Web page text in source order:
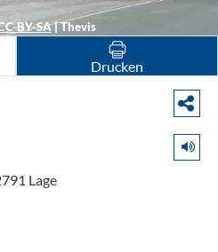
BY-SA|Thevis
Drucken
Lage